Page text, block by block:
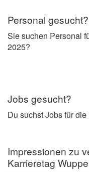
Personal gesucht?
Sie suchen Personal
2025?
Jobs gesucht?
Du suchst Jobs für
Impressionen zu
Karrieretag